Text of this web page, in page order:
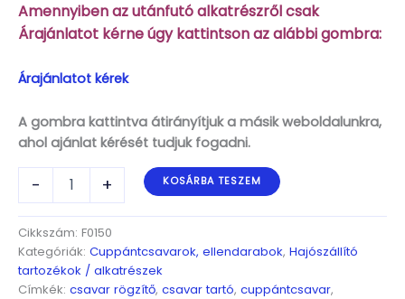
Amennyiben az utánfutó alkatrészről csak
Árajánlatot kérne úgy kattintson az alábbi gombra:
Árajánlatot kérek
A gombra kattintva átirányítjuk a másik weboldalunkra,
ahol ajánlat kérését tudjuk fogadni.
-
Cuppántcsavar
110/40/110,
mennyiség
+ KOSÁRBA TESZEM
Cikkszám: F0150
Kategóriák: Cuppántcsavarok, ellendarabok, Hajószállító
tartozékok / alkatrészek
Címkék: csavar rögzítő, csavar tartó, cuppántcsavar,